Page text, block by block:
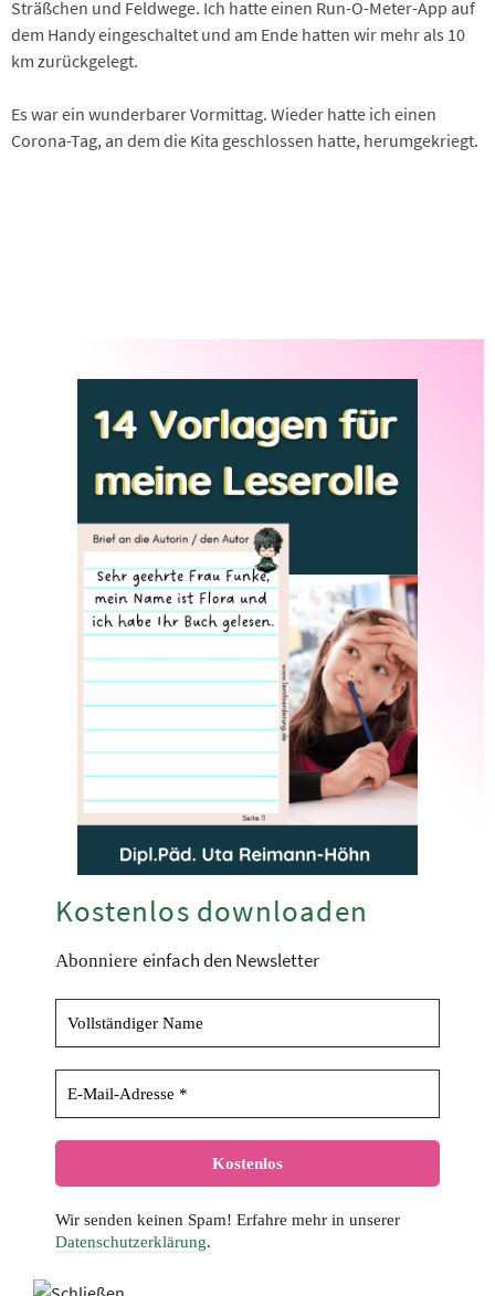
Sträßchen und Feldwege. Ich hatte einen Run-O-Meter-App auf
dem Handy eingeschaltet und am Ende hatten wir mehr als 10
km zurückgelegt.
Es war ein wunderbarer Vormittag. Wieder hatte ich einen
Corona-Tag, an dem die Kita geschlossen hatte, herumgekriegt.
Kostenlos downloaden
Abonniere einfach den Newsletter
Wir senden keinen Spam! Erfahre mehr in unserer
Datenschutzerklärung.